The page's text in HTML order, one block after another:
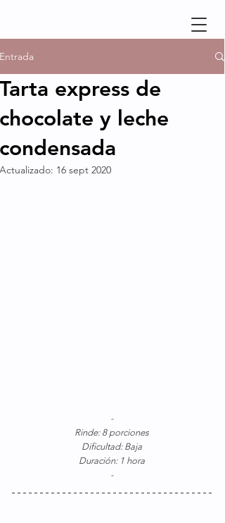
Entrada
Tarta express de
chocolate y leche
condensada
Actualizado: 16 sept 2020
-
Rinde: 8 porciones
Dificultad: Baja
Duración: 1 hora
-